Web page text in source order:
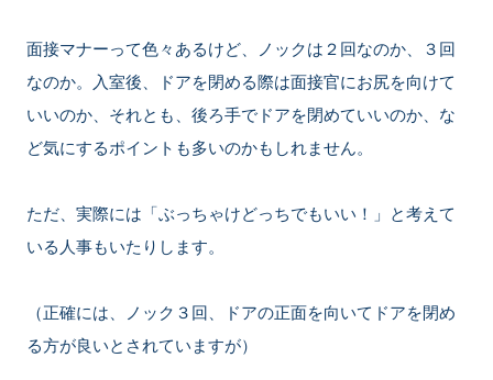
面接マナーって色々あるけど、ノックは２回なのか、３回
なのか。入室後、ドアを閉める際は面接官にお尻を向けて
いいのか、それとも、後ろ手でドアを閉めていいのか、な
ど気にするポイントも多いのかもしれません。
ただ、実際には「ぶっちゃけどっちでもいい！」と考えて
いる人事もいたりします。
（正確には、ノック３回、ドアの正面を向いてドアを閉め
る方が良いとされていますが）